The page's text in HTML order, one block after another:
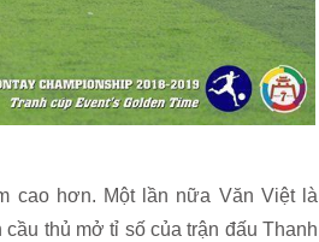
cao hơn. Một lần nữa Văn Việt là
thủ mở tỉ số của trận đấu Thanh